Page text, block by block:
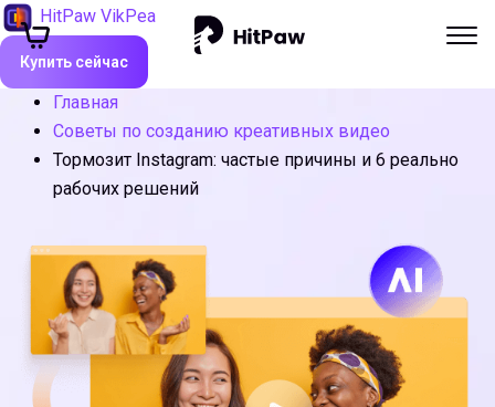
HitPaw VikPea
Купить сейчас
Главная
Советы по созданию креативных видео
Тормозит Instagram: частые причины и 6 реально
рабочих решений